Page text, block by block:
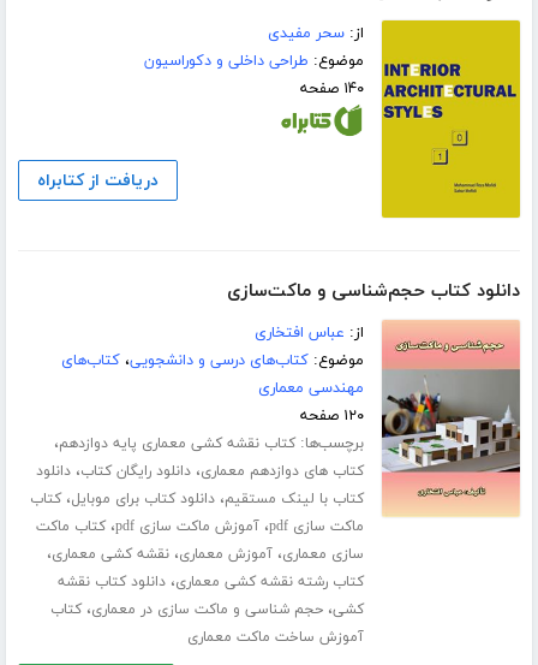
از:سحر مفیدی
موضوع: طراحی داخلی و دکوراسیون
۱۴۰ صفحه
دریافت از کتابراه
دانلود کتاب حجم‌شناسی و ماکت‌سازی
از: عباس افتخاری
موضوع:کتاب‌های درسی و دانشجویی،کتاب‌های
مهندسی معماری
۱۲۰ صفحه
برچسب‌ها:کتاب نقشه کشی معماری پایه دوازدهم،
کتاب های دوازدهم معماری،دانلود رایگان کتاب،دانلود
کتاب با لینک مستقیم،دانلود کتاب برای موبایل،کتاب
ماکت سازی pdf
،آموزش ماکت سازی pdf ،کتاب ماکت
سازی معماری،آموزش معماری،نقشه کشی معماری،
کتاب رشته نقشه کشی معماری،دانلود کتاب نقشه
کشی،حجم شناسی و ماکت سازی در معماری،کتاب
آموزش ساخت ماکت معماری